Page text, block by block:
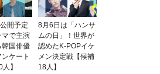
開予定
マで主演
韓国俳優
ケート
人】
8月6日は「ハンサ
ムの日」！世界が
認めたK-POPイケ
メン決定戦【候補
18人】